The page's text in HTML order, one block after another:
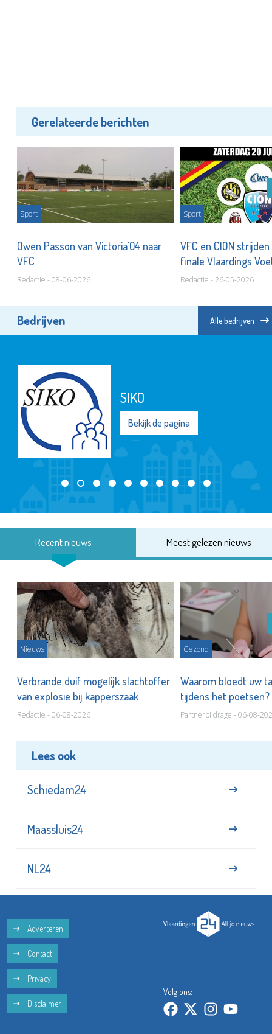
Gerelateerde berichten
Sport
Owen Passon van Victoria'04 naar
VFC
Redactie - 08-06-2026
Sport
VFC en CION
finale Vlaardings
Kampioenschap
Redactie - 26-05-2026
Bedrijven Alle bedrijven
Bekijk de pagina
Recent nieuws Meest gelezen nieuws
Nieuws
Verbrande duif mogelijk slachtoffer
van explosie bij kapperszaak
Redactie - 06-08-2026
Gezond
Waarom bloedt uw
tijdens het poetsen?
Partnerbijdrage - 06-08-
Lees ook
Schiedam24
Maassluis24
NL24
Adverteren
Contact
Privacy
Disclaimer
Volg ons: